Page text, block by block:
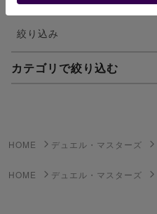
絞り込み
カテゴリで絞り込む
HOME デュエル・マスターズ
HOME デュエル・マスターズ